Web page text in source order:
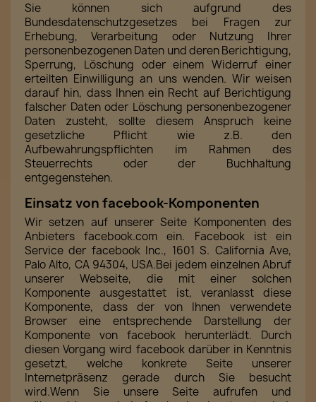
Sie können sich aufgrund des
Bundesdatenschutzgesetzes bei Fragen zur
Erhebung, Verarbeitung oder Nutzung Ihrer
personenbezogenen Daten und deren Berichtigung,
Sperrung, Löschung oder einem Widerruf einer
erteilten Einwilligung an uns wenden. Wir weisen
darauf hin, dass Ihnen ein Recht auf Berichtigung
falscher Daten oder Löschung personenbezogener
Daten zusteht, sollte diesem Anspruch keine
gesetzliche Pflicht wie z.B. den
Aufbewahrungspflichten im Rahmen des
Steuerrechts oder der Buchhaltung
entgegenstehen.
Einsatz von facebook-Komponenten
Wir setzen auf unserer Seite Komponenten des
Anbieters facebook.com ein. Facebook ist ein
Service der facebook Inc., 1601 S. California Ave,
Palo Alto, CA 94304, USA.Bei jedem einzelnen Abruf
unserer Webseite, die mit einer solchen
Komponente ausgestattet ist, veranlasst diese
Komponente, dass der von Ihnen verwendete
Browser eine entsprechende Darstellung der
Komponente von facebook herunterlädt. Durch
diesen Vorgang wird facebook darüber in Kenntnis
gesetzt, welche konkrete Seite unserer
Internetpräsenz gerade durch Sie besucht
wird.Wenn Sie unsere Seite aufrufen und